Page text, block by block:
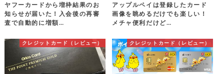
ヤフーカードから増枠結果のお
知らせが届いた！入会後の再審
査で自動的に増額…
アップルペイは登録したカード
画像を眺めるだけでも楽しい！
メチャ便利だけど…
クレジットカード（レビュー） クレジットカード（レビュー）